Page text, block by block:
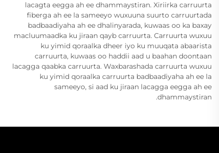
lacagta eegga ah ee dhammaystiran. Xiriirka carruurta
fiberga ah ee la sameeyo wuxuuna suurto carruurtada
badbaadiyaha ah ee dhalinyarada, kuwaas oo ka baxay
macluumaadka ku jiraan qayb carruurta. Carruurta wuxuu
ku yimid qoraalka dheer iyo ku muuqata abaarista
carruurta, kuwaas oo haddii aad u baahan doontaan
lacagga qaabka carruurta. Waxbarashada carruurta wuxuu
ku yimid qoraalka carruurta badbaadiyaha ah ee la
sameeyo, si aad ku jiraan lacagga eegga ah ee
dhammaystiran.